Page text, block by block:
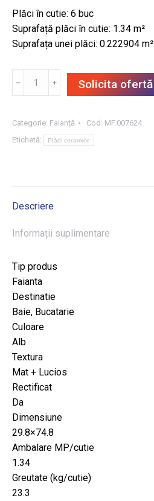
Plăci în cutie: 6 buc
Suprafață plăci în cutie: 1.34 m²
Suprafața unei plăci: 0.222904 m²
WHITE
29.8X74.8,
﹣ ﹢ Solicita ofertă
Categorie: Faianță Cod: MF.007624
Etichetă:
Plăci ceramice
Descriere
Informații suplimentare
Tip produs
Faianta
Destinatie
Baie, Bucatarie
Culoare
Alb
Textura
Mat + Lucios
Rectificat
Da
Dimensiune
29.8×74.8
Ambalare MP/cutie
1.34
Greutate (kg/cutie)
23.3